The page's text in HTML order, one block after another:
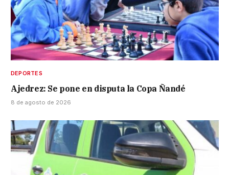
DEPORTES
Ajedrez: Se pone en disputa la Copa Ñandé
8 de agosto de 2026